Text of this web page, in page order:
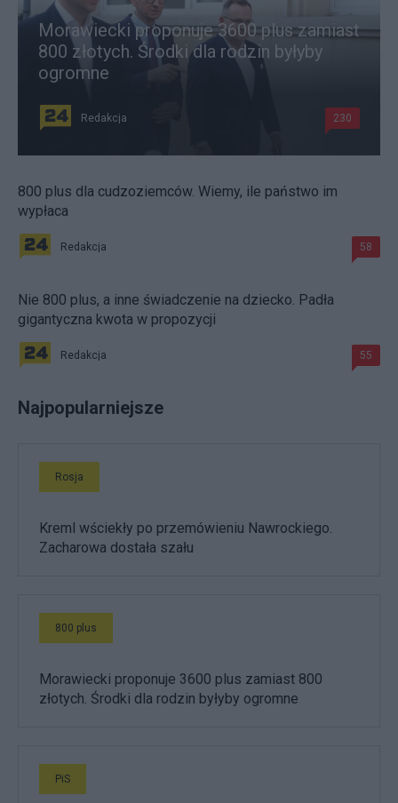
Morawiecki proponuje 3600 plus zamiast
800 złotych. Środki dla rodzin byłyby
ogromne
Redakcja 230
800 plus dla cudzoziemców. Wiemy, ile państwo im
wypłaca
Redakcja 58
Nie 800 plus, a inne świadczenie na dziecko. Padła
gigantyczna kwota w propozycji
Redakcja 55
Najpopularniejsze
Rosja
Kreml wściekły po przemówieniu Nawrockiego.
Zacharowa dostała szału
800 plus
Morawiecki proponuje 3600 plus zamiast 800
złotych. Środki dla rodzin byłyby ogromne
PiS